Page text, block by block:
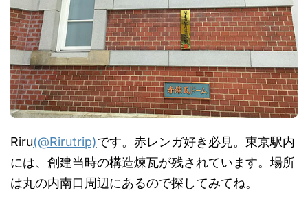
Riru(@Rirutrip)です。赤レンガ好き必見。東京駅内
には、創建当時の構造煉瓦が残されています。場所
は丸の内南口周辺にあるので探してみてね。